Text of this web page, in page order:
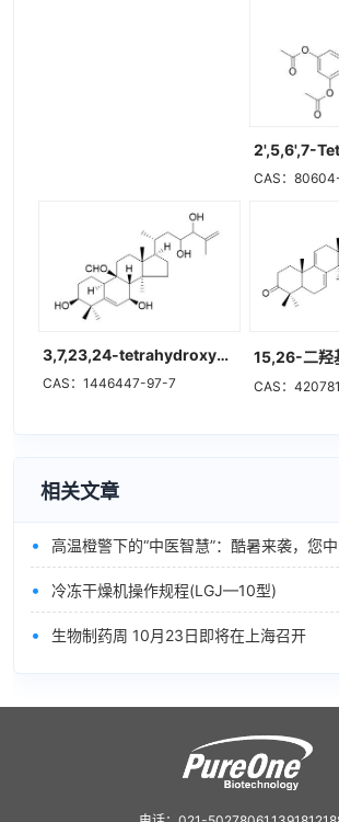
CAS：
3,7,23,24-tetrahydroxycucurbita-5,25-dien-19-al
CAS：1446447-97-7 CAS：
相关文章
•
• 冷冻干燥机操作规程(LGJ—10型)
• 生物制药周 10月23日即将在上海召开